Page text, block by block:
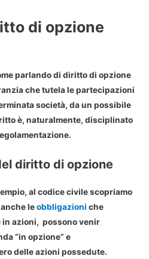
di opzione
parlando di diritto di opzione
che tutela le partecipazioni
società, da un possibile
è, naturalmente, disciplinato
diritto di opzione
al codice civile scopriamo
leobbligazioni che
azioni, possono venir
“in opzione” e
delle azioni possedute.